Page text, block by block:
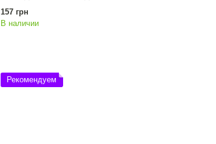
157 грн
В наличии
Рекомендуем